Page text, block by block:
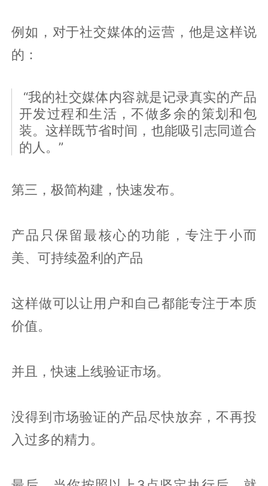
例如，对于社交媒体的运营，他是这样说
的：
“我的社交媒体内容就是记录真实的产品
开发过程和生活，不做多余的策划和包
装。这样既节省时间，也能吸引志同道合
的人。”
第三，极简构建，快速发布。
产品只保留最核心的功能，专注于小而
美、可持续盈利的产品
这样做可以让用户和自己都能专注于本质
价值。
并且，快速上线验证市场。
没得到市场验证的产品尽快放弃，不再投
入过多的精力。